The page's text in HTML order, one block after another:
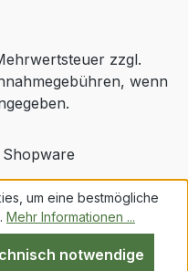
zzgl.
wenn
Shopware
um eine bestmögliche
Mehr Informationen ...
notwendige